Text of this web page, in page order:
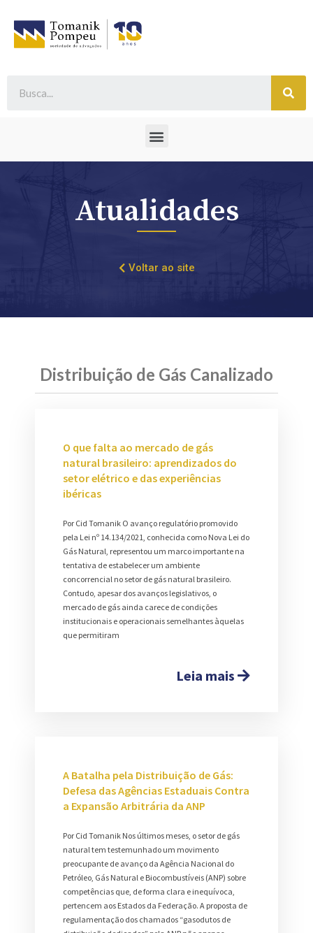
Atualidades
Voltar ao site
Distribuição de Gás Canalizado
O que falta ao mercado de gás
natural brasileiro: aprendizados do
setor elétrico e das experiências
ibéricas
Por Cid Tomanik O avanço regulatório promovido
pela Lei nº 14.134/2021, conhecida como Nova Lei do
Gás Natural, representou um marco importante na
tentativa de estabelecer um ambiente
concorrencial no setor de gás natural brasileiro.
Contudo, apesar dos avanços legislativos, o
mercado de gás ainda carece de condições
institucionais e operacionais semelhantes àquelas
que permitiram
Leia mais
A Batalha pela Distribuição de Gás:
Defesa das Agências Estaduais Contra
a Expansão Arbitrária da ANP
Por Cid Tomanik Nos últimos meses, o setor de gás
natural tem testemunhado um movimento
preocupante de avanço da Agência Nacional do
Petróleo, Gás Natural e Biocombustíveis (ANP) sobre
competências que, de forma clara e inequívoca,
pertencem aos Estados da Federação. A proposta de
regulamentação dos chamados “gasodutos de